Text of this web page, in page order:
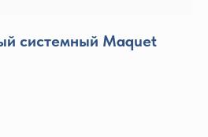
системный Maquet